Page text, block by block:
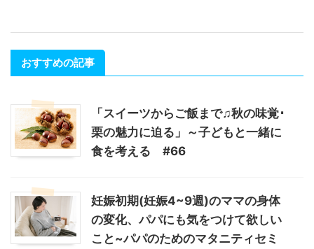
おすすめの記事
「スイーツからご飯まで♫秋の味覚･
栗の魅力に迫る」～子どもと一緒に
食を考える #66
妊娠初期(妊娠4~9週)のママの身体
の変化、パパにも気をつけて欲しい
こと~パパのためのマタニティセミ